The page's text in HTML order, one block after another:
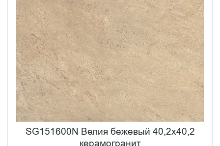
SG151600N Велия бежевый 40,2x40,2
керамогранит